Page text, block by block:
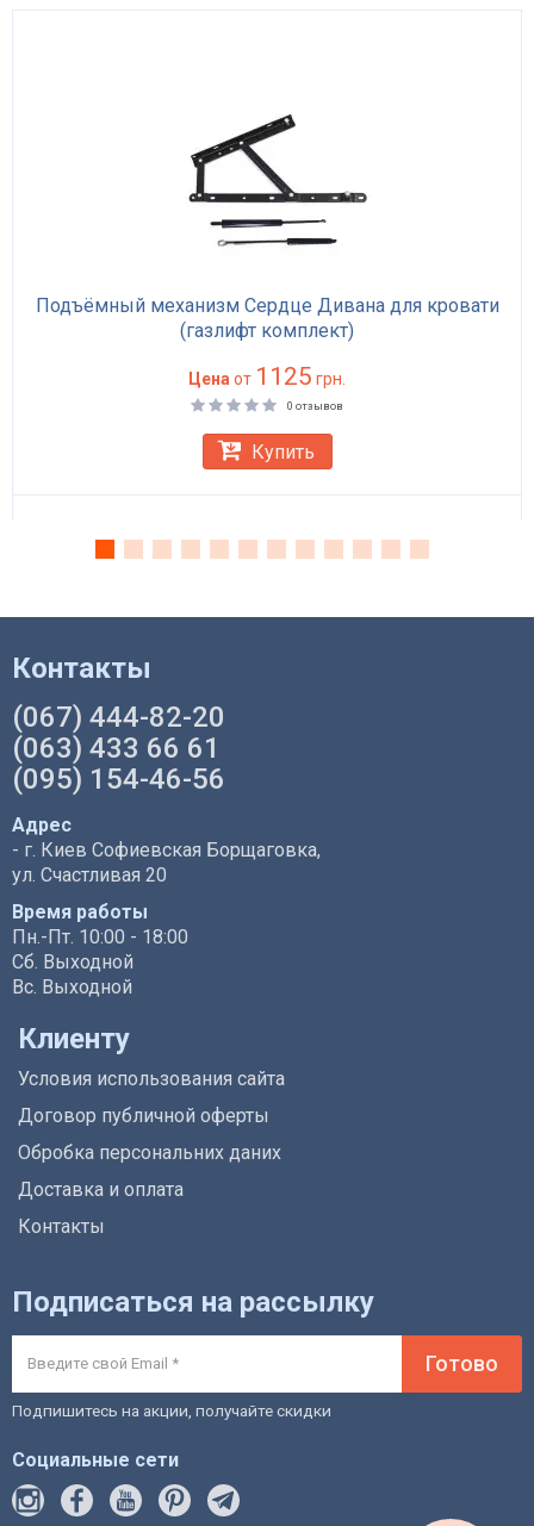
Подъёмный механизм Сердце Дивана для кровати
(газлифт комплект)
Цена от 1125 грн.
0 отзывов
Купить
Контакты
(067) 444-82-20
(063) 433 66 61
(095) 154-46-56
Адрес
- г. Киев Софиевская Борщаговка,
ул. Счастливая 20
Время работы
Пн.-Пт. 10:00 - 18:00
Сб. Выходной
Вс. Выходной
Клиенту
Условия использования сайта
Договор публичной оферты
Обробка персональних даних
Доставка и оплата
Контакты
Подписаться на рассылку
Готово
Подпишитесь на акции, получайте скидки
Социальные сети